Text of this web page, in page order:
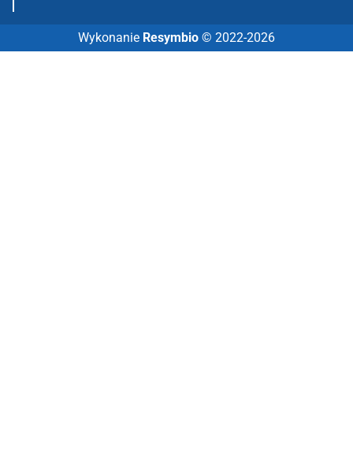
Wykonanie Resymbio © 2022-2026